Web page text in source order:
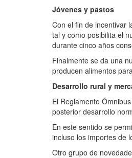
Jóvenes y pastos
Con el fin de incentivar
tal y como posibilita el
durante cinco años
Finalmente se da una
producen alimentos
Desarrollo rural y
El Reglamento
posterior desarrollo
En este sentido se
incluso los importes de
Otro grupo de